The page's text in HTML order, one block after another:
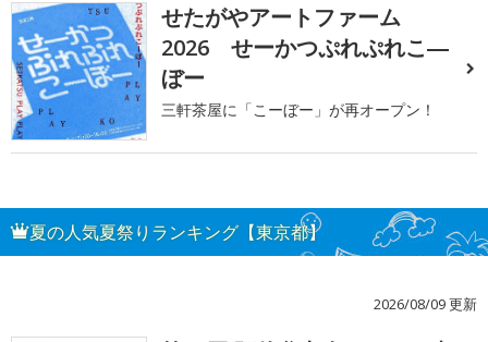
せたがやアートファーム
2026 せーかつぷれぷれこ―
ぼー
三軒茶屋に「こーぼー」が再オープン！
夏の人気夏祭りランキング【東京都】
2026/08/09 更新